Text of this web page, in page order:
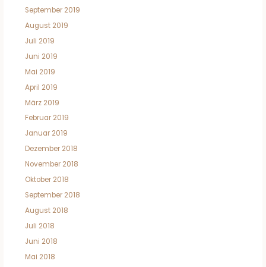
September 2019
August 2019
Juli 2019
Juni 2019
Mai 2019
April 2019
März 2019
Februar 2019
Januar 2019
Dezember 2018
November 2018
Oktober 2018
September 2018
August 2018
Juli 2018
Juni 2018
Mai 2018